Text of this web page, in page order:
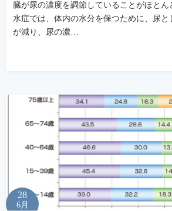
臓が尿の濃度を調節していることがほと
水症では、体内の水分を保つために、尿
が減り、尿の濃…
28
6月